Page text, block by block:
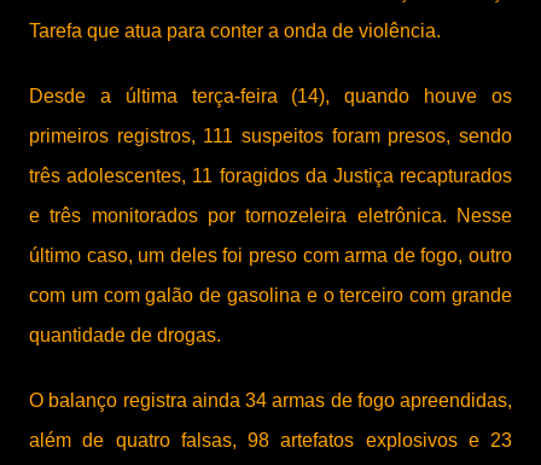
Tarefa que atua para conter a onda de violência.
Desde a última terça-feira (14), quando houve os
primeiros registros, 111 suspeitos foram presos, sendo
três adolescentes, 11 foragidos da Justiça recapturados
e três monitorados por tornozeleira eletrônica. Nesse
último caso, um deles foi preso com arma de fogo, outro
com um com galão de gasolina e o terceiro com grande
quantidade de drogas.
O balanço registra ainda 34 armas de fogo apreendidas,
além de quatro falsas, 98 artefatos explosivos e 23